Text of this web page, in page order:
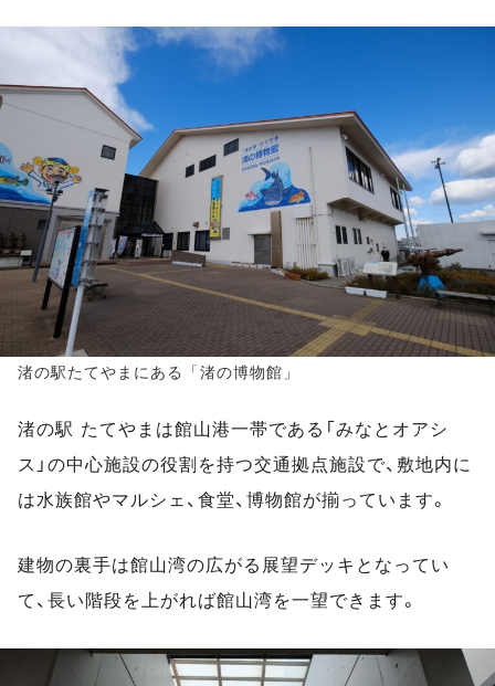
渚の駅たてやまにある「渚の博物館」
渚の駅 たてやまは館山港一帯である「みなとオアシ
ス」の中心施設の役割を持つ交通拠点施設で、敷地内に
は水族館やマルシェ、食堂、博物館が揃っています。
建物の裏手は館山湾の広がる展望デッキとなってい
て、長い階段を上がれば館山湾を一望できます。